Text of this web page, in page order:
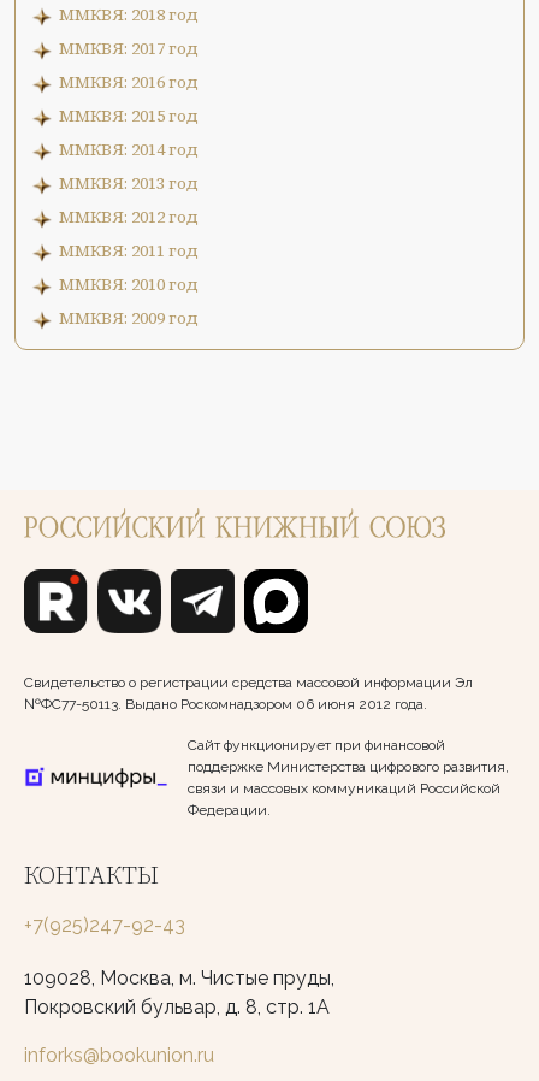
ММКВЯ: 2018 год
ММКВЯ: 2017 год
ММКВЯ: 2016 год
ММКВЯ: 2015 год
ММКВЯ: 2014 год
ММКВЯ: 2013 год
ММКВЯ: 2012 год
ММКВЯ: 2011 год
ММКВЯ: 2010 год
ММКВЯ: 2009 год
Свидетельство о регистрации средства массовой информации Эл
№ФС77-50113. Выдано Роскомнадзором 06 июня 2012 года.
Сайт функционирует при финансовой
поддержке Министерства цифрового развития,
связи и массовых коммуникаций Российской
Федерации.
КОНТАКТЫ
+7(925)247-92-43
109028, Москва, м. Чистые пруды,
Покровский бульвар, д. 8, стр. 1А
inforks@bookunion.ru